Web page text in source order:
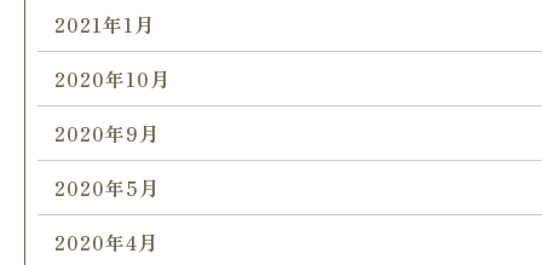
2021年1月
2020年10月
2020年9月
2020年5月
2020年4月